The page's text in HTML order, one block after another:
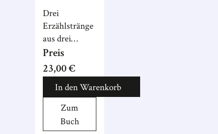
Drei
Erzählstränge
aus drei
Zeitperioden
verbindet
Wilpert
geschickt mit
einem Haus in
der Leipziger
Lerchenstraße.
Preis
23,00 €
In den Warenkorb
Zum
Buch